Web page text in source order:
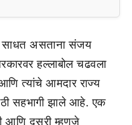
साधत असताना संजय
हल्लाबोल चढवला
त्यांचे आमदार राज्य
सहभागी झाले आहे. एक
आणि दुसरी म्हणजे